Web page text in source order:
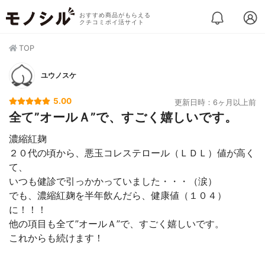
おすすめ商品がもらえる
クチコミポイ活サイト
TOP
ユウノスケ
5.00 更新日時：6ヶ月以上前
全て”オールＡ”で、すごく嬉しいです。
濃縮紅麹
２０代の頃から、悪玉コレステロール（ＬＤＬ）値が高く
て、
いつも健診で引っかかっていました・・・（涙）
でも、濃縮紅麹を半年飲んだら、健康値（１０４）
に！！！
他の項目も全て”オールＡ”で、すごく嬉しいです。
これからも続けます！